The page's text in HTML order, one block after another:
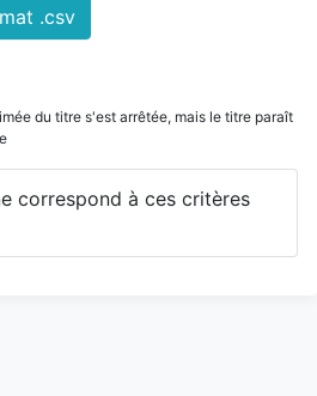
.csv
du titre s'est arrêtée, mais le titre paraît
correspond à ces critères